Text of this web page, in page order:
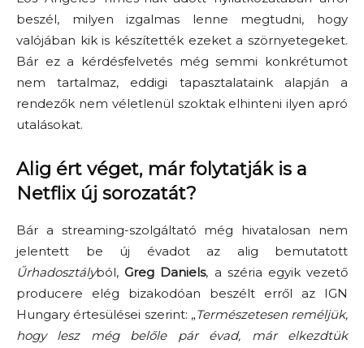
beszél, milyen izgalmas lenne megtudni, hogy
valójában kik is készítették ezeket a szörnyetegeket.
Bár ez a kérdésfelvetés még semmi konkrétumot
nem tartalmaz, eddigi tapasztalataink alapján a
rendezők nem véletlenül szoktak elhinteni ilyen apró
utalásokat.
Alig ért véget, már folytatják is a
Netflix új sorozatát?
Bár a streaming-szolgáltató még hivatalosan nem
jelentett be új évadot az alig bemutatott
Űrhadosztályból, Greg Daniels, a széria egyik vezető
producere elég bizakodóan beszélt erről az IGN
Hungary értesülései szerint: „Természetesen reméljük,
hogy lesz még belőle pár évad, már elkezdtük